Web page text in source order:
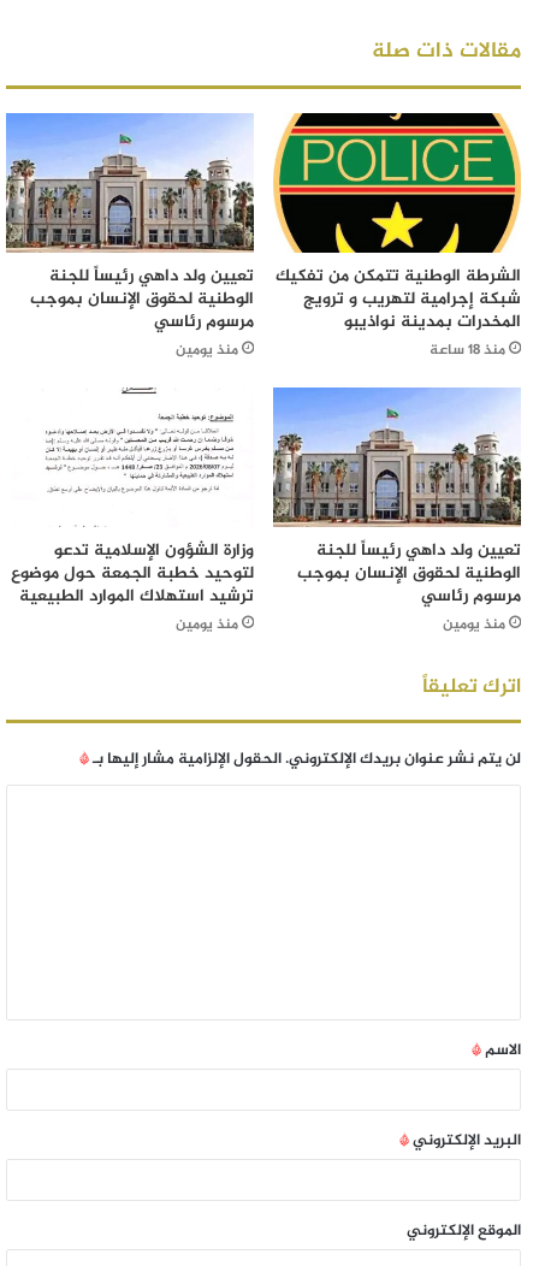
مقالات ذات صلة
الشرطة الوطنية تتمكن من تفكيك
شبكة إجرامية لتهريب و ترويج
المخدرات بمدينة نواذيبو
منذ 18 ساعة
تعيين ولد داهي رئيساً للجنة
الوطنية لحقوق الإنسان بموجب
مرسوم رئاسي
منذ يومين
تعيين ولد داهي رئيساً للجنة
الوطنية لحقوق الإنسان بموجب
مرسوم رئاسي
منذ يومين
وزارة الشؤون الإسلامية تدعو
لتوحيد خطبة الجمعة حول موضوع
ترشيد استهلاك الموارد الطبيعية
منذ يومين
اترك تعليقاً
لن يتم نشر عنوان بريدك الإلكتروني.الحقول الإلزامية مشار إليها بـ*
الاسم*
البريد الإلكتروني*
الموقع الإلكتروني